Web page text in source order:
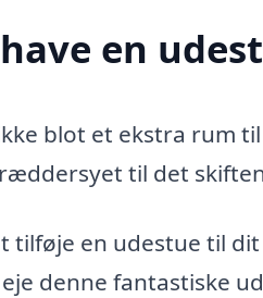
en
blot et ekstra rum
til det
tilføje en udestue til
denne fantastiske